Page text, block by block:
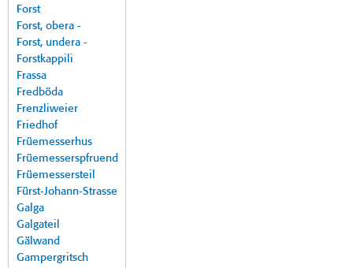
Forst
Forst, obera -
Forst, undera -
Forstkappili
Frassa
Fredböda
Frenzliweier
Friedhof
Früemesserhus
Früemesserspfruend
Früemessersteil
Fürst-Johann-Strasse
Galga
Galgateil
Gälwand
Gampergritsch